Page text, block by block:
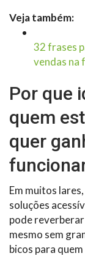
Veja também:
32 frases
vendas na
Por que
quem
quer
Em muitos
soluções
pode
mesmo sem
bicos para